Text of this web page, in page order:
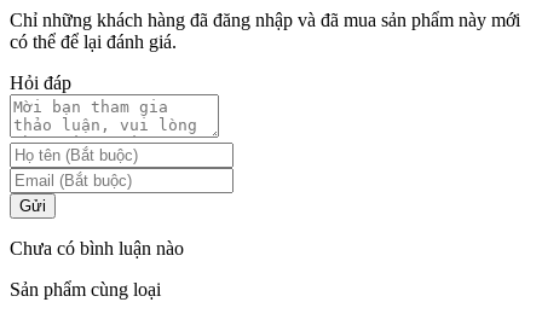
Chỉ những khách hàng đã đăng nhập và đã mua sản phẩm này mới
có thể để lại đánh giá.
Hỏi đáp
Gửi
Chưa có bình luận nào
Sản phẩm cùng loại